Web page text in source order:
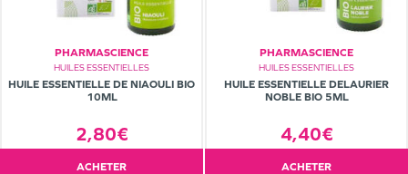
PHARMASCIENCE
HUILES ESSENTIELLES
HUILE ESSENTIELLE DE NIAOULI BIO
10ML
2,80€
ACHETER
PHARMASCIENCE
HUILES ESSENTIELLES
HUILE ESSENTIELLE DELAURIER
NOBLE BIO 5ML
4,40€
ACHETER